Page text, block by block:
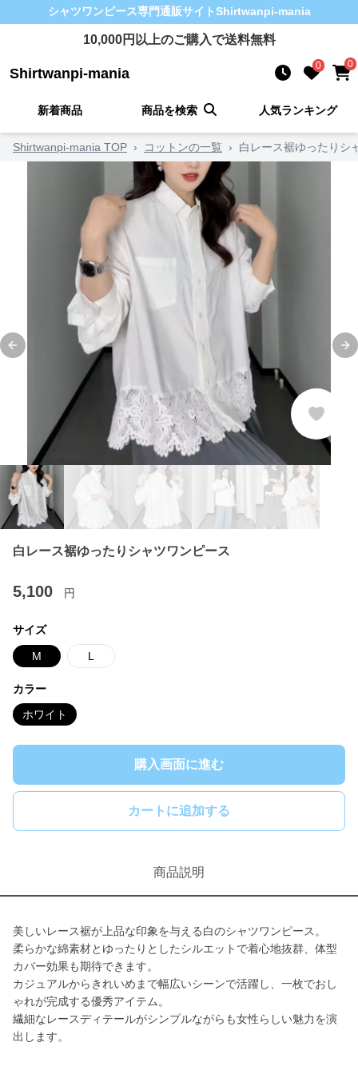
シャツワンピース専門通販サイトShirtwanpi-mania
10,000円以上のご購入で送料無料
Shirtwanpi-mania 0 0
新着商品 商品を検索 人気ランキング
Shirtwanpi-mania TOP › コットンの一覧 › 白レース裾ゆったりシ
Previous slide
白レース裾ゆったりシャツワンピース
5,100 円
サイズ
M L
カラー
ホワイト
購入画面に進む
カートに追加する
商品説明
美しいレース裾が上品な印象を与える白のシャツワンピース。
柔らかな綿素材とゆったりとしたシルエットで着心地抜群、体型
カバー効果も期待できます。
カジュアルからきれいめまで幅広いシーンで活躍し、一枚でおし
ゃれが完成する優秀アイテム。
繊細なレースディテールがシンプルながらも女性らしい魅力を演
出します。